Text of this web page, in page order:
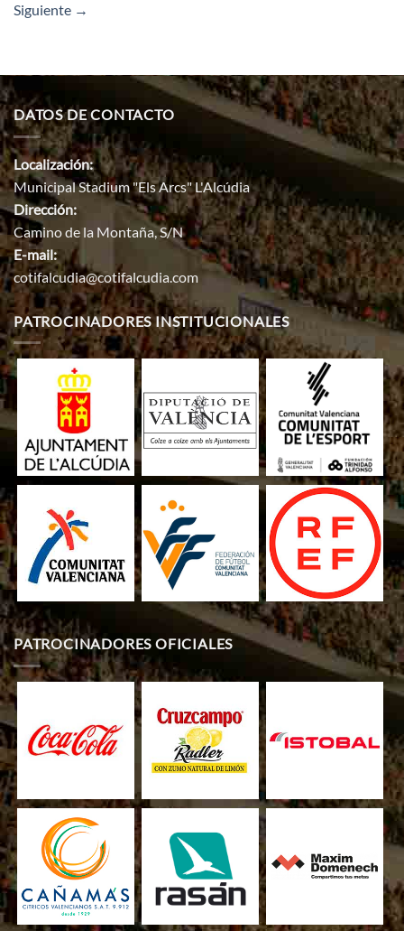
Siguiente →
DATOS DE CONTACTO
Localización:
Municipal Stadium "Els Arcs" L'Alcúdia
Dirección:
Camino de la Montaña, S/N
E-mail:
cotifalcudia@cotifalcudia.com
PATROCINADORES INSTITUCIONALES
PATROCINADORES OFICIALES